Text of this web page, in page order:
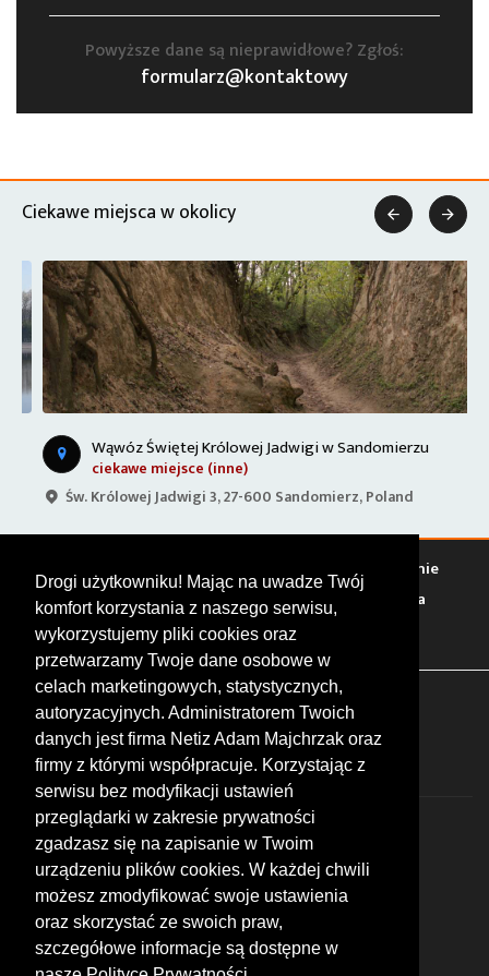
Drogi użytkowniku! Mając na uwadze Twój
komfort korzystania z naszego serwisu,
wykorzystujemy pliki cookies oraz
przetwarzamy Twoje dane osobowe w
celach marketingowych, statystycznych,
autoryzacyjnych. Administratorem Twoich
danych jest firma Netiz Adam Majchrzak oraz
firmy z którymi współpracuje. Korzystając z
serwisu bez modyfikacji ustawień
przeglądarki w zakresie prywatności
zgadzasz się na zapisanie w Twoim
urządzeniu plików cookies. W każdej chwili
możesz zmodyfikować swoje ustawienia
oraz skorzystać ze swoich praw,
szczegółowe informacje są dostępne w
Powyższe dane są nieprawidłowe? Zgłoś:
formularz@kontaktowy
Ciekawe miejsca w okolicy
Wąwóz Świętej Królowej Jadwigi w Sandomierzu
ciekawe miejsce (inne)
Św. Królowej Jadwigi 3, 27-600 Sandomierz, Poland
 
Warto zobaczyć Serwisy Stacje paliw
Jedzenie
Bary Zakwaterowanie Tory Zloty Rajdy
Spotkania
Targi Giełdy Szkolenia
FOLLOW US
© 2026 by MotoWhizzer.com
All rights reserved.